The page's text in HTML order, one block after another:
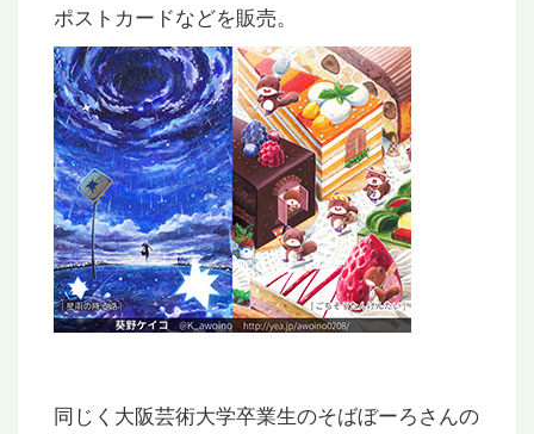
ポストカードなどを販売。
同じく大阪芸術大学卒業生のそばぼーろさんの